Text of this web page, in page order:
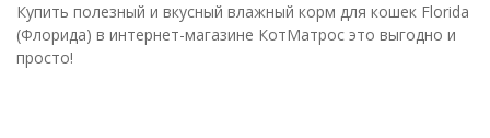
Купить полезный и вкусный влажный корм для кошек Florida
(Флорида) в интернет-магазине КотМатрос это выгодно и
просто!